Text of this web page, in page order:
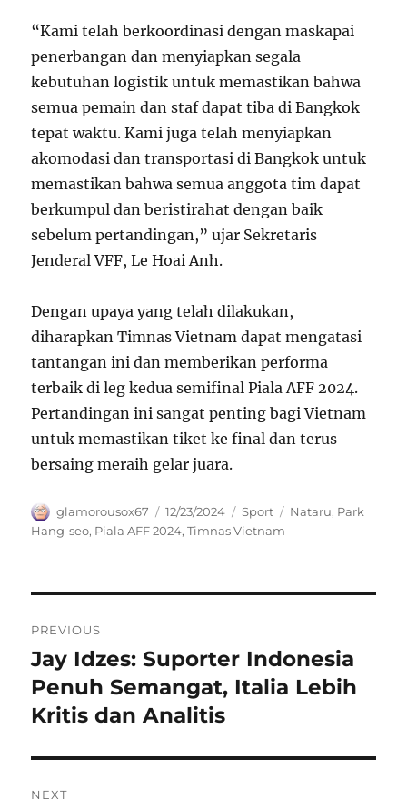
“Kami telah berkoordinasi dengan maskapai
penerbangan dan menyiapkan segala
kebutuhan logistik untuk memastikan bahwa
semua pemain dan staf dapat tiba di Bangkok
tepat waktu. Kami juga telah menyiapkan
akomodasi dan transportasi di Bangkok untuk
memastikan bahwa semua anggota tim dapat
berkumpul dan beristirahat dengan baik
sebelum pertandingan,” ujar Sekretaris
Jenderal VFF, Le Hoai Anh.
Dengan upaya yang telah dilakukan,
diharapkan Timnas Vietnam dapat mengatasi
tantangan ini dan memberikan performa
terbaik di leg kedua semifinal Piala AFF 2024.
Pertandingan ini sangat penting bagi Vietnam
untuk memastikan tiket ke final dan terus
bersaing meraih gelar juara.
Author
glamorousox67
Posted
on
12/23/2024 Categories
Sport Tags
Nataru, Park
Hang-seo, Piala AFF 2024,Timnas Vietnam
pos
PREVIOUS
Previous
post:
Jay Idzes: Suporter Indonesia
Penuh Semangat, Italia Lebih
Kritis dan Analitis
NEXT